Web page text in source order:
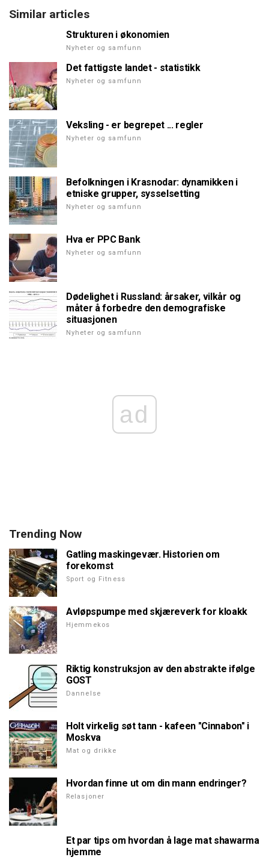
Similar articles
Strukturen i økonomien
Nyheter og samfunn
Det fattigste landet - statistikk
Nyheter og samfunn
Veksling - er begrepet ... regler
Nyheter og samfunn
Befolkningen i Krasnodar: dynamikken i
etniske grupper, sysselsetting
Nyheter og samfunn
Hva er PPC Bank
Nyheter og samfunn
Dødelighet i Russland: årsaker, vilkår og
måter å forbedre den demografiske
situasjonen
Nyheter og samfunn
ad
Trending Now
Gatling maskingevær. Historien om
forekomst
Sport og Fitness
Avløpspumpe med skjæreverk for kloakk
Hjemmekos
Riktig konstruksjon av den abstrakte ifølge
GOST
Dannelse
Holt virkelig søt tann - kafeen "Cinnabon" i
Moskva
Mat og drikke
Hvordan finne ut om din mann endringer?
Relasjoner
Et par tips om hvordan å lage mat shawarma
hjemme